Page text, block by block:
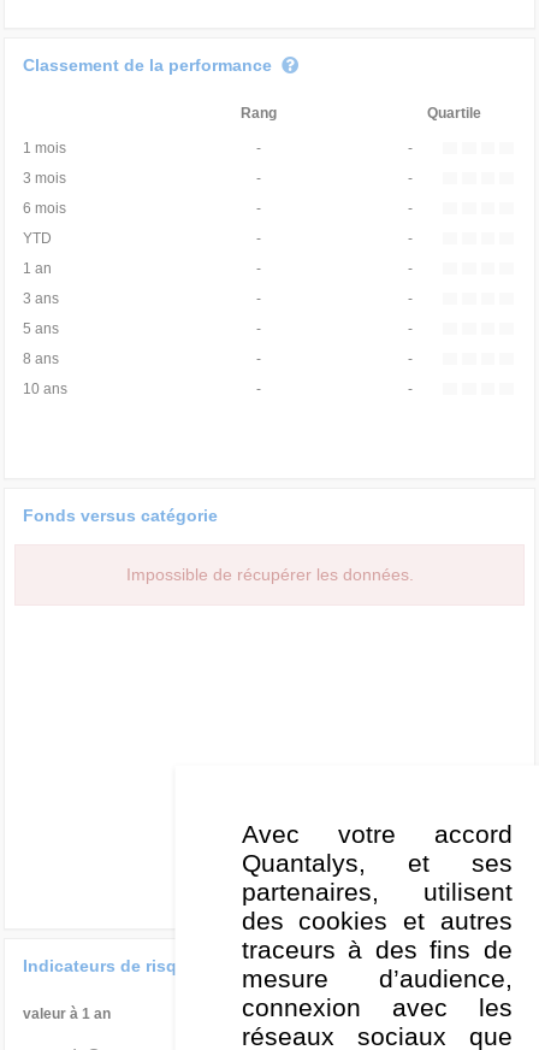
Classement de la performance
Rang Quartile
1 mois -
-
3 mois
-
-
6 mois
-
-
YTD
-
-
1 an
-
-
3 ans
-
-
5 ans
-
-
8 ans
-
-
10 ans
- -
Fonds versus catégorie
Impossible de récupérer les données.
Indicateurs de risque
valeur à 1 an Par rapport à la Cat
Avec votre accord
Quantalys, et ses
partenaires, utilisent
des cookies et autres
traceurs à des fins de
mesure d’audience,
connexion avec les
réseaux sociaux que